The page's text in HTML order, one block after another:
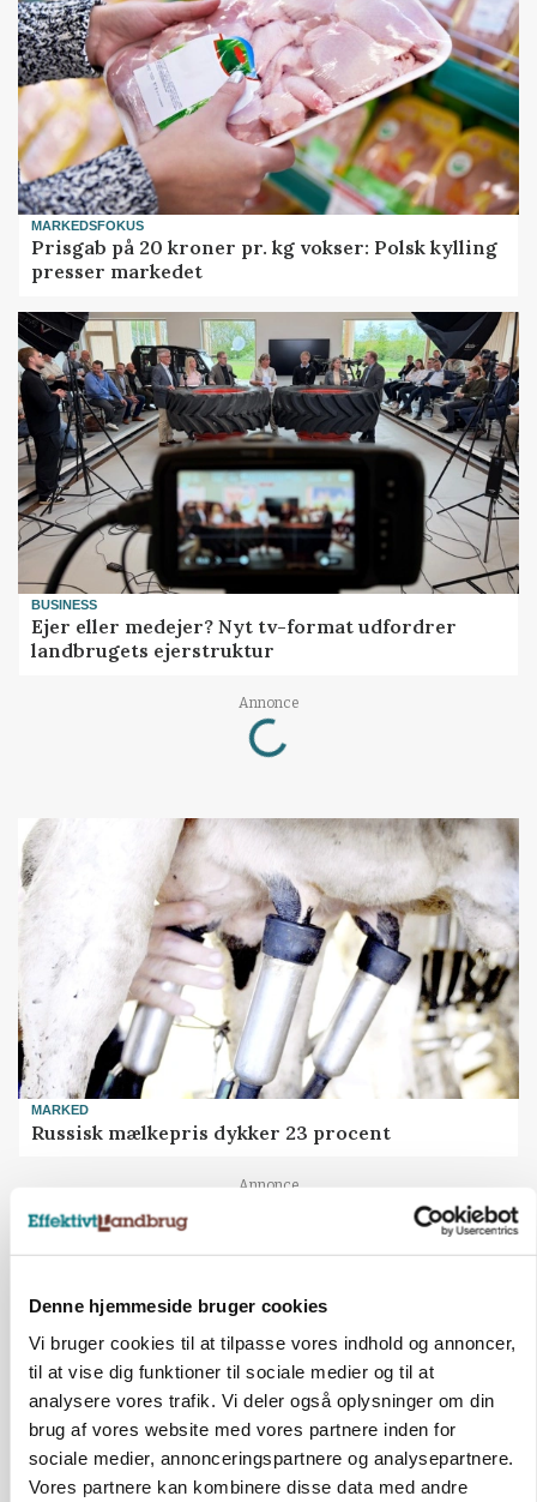
Denne hjemmeside bruger cookies
Vi bruger cookies til at tilpasse vores indhold og annoncer,
til at vise dig funktioner til sociale medier og til at
analysere vores trafik. Vi deler også oplysninger om din
brug af vores website med vores partnere inden for
sociale medier, annonceringspartnere og analysepartnere.
Vores partnere kan kombinere disse data med andre
MARKEDSFOKUS
Prisgab på 20 kroner pr. kg vokser: Polsk kylling
presser markedet
BUSINESS
Ejer eller medejer? Nyt tv-format udfordrer
landbrugets ejerstruktur
Annonce
Loading...
MARKED
Russisk mælkepris dykker 23 procent
Annonce